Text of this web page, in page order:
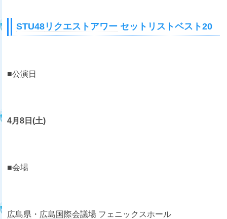
STU48 リクエストアワー セットリストベスト20
■公演日
4月8日(土)
■会場
広島県 ・ 広島国際会議場フェニックスホール